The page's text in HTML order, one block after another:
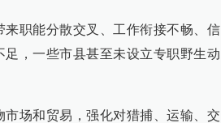
职能分散交叉、工作衔接不畅、信
，一些市县甚至未设立专职野生动
场和贸易，强化对猎捕、运输、交